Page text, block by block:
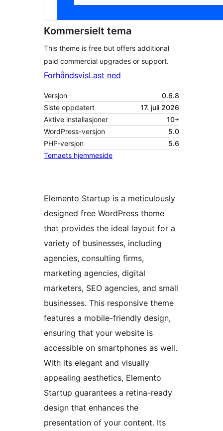
Kommersielt tema
This theme is free but offers additional
paid commercial upgrades or support.
ForhåndsvisLast ned
Versjon
0.6.8
Siste oppdatert
17. juli 2026
Aktive installasjoner
10+
WordPress-versjon
5.0
PHP-versjon
5.6
Temaets hjemmeside
Elemento Startup is a meticulously
designed free WordPress theme
that provides the ideal layout for a
variety of businesses, including
agencies, consulting firms,
marketing agencies, digital
marketers, SEO agencies, and small
businesses. This responsive theme
features a mobile-friendly design,
ensuring that your website is
accessible on smartphones as well.
With its elegant and visually
appealing aesthetics, Elemento
Startup guarantees a retina-ready
design that enhances the
presentation of your content. Its